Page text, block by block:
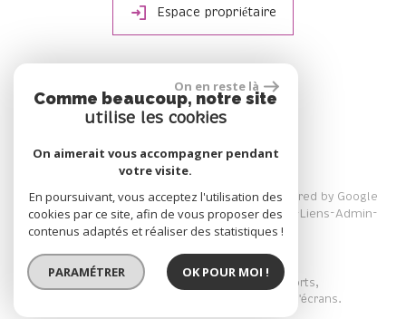
Espace propriétaire
© 2026 | Tous droits réservés | Traduction powered by Google
Plan du site Mentions légales Nos honoraires Liens
Admin
Politique RGPD
Site internet compatible multi-supports,
un seul site adaptable à tous les types d'écrans.
On en reste là
Comme beaucoup, notre site
utilise les cookies
On aimerait vous accompagner pendant
votre visite.
En poursuivant, vous acceptez l'utilisation des
cookies par ce site, afin de vous proposer des
contenus adaptés et réaliser des statistiques !
PARAMÉTRER OK POUR MOI !